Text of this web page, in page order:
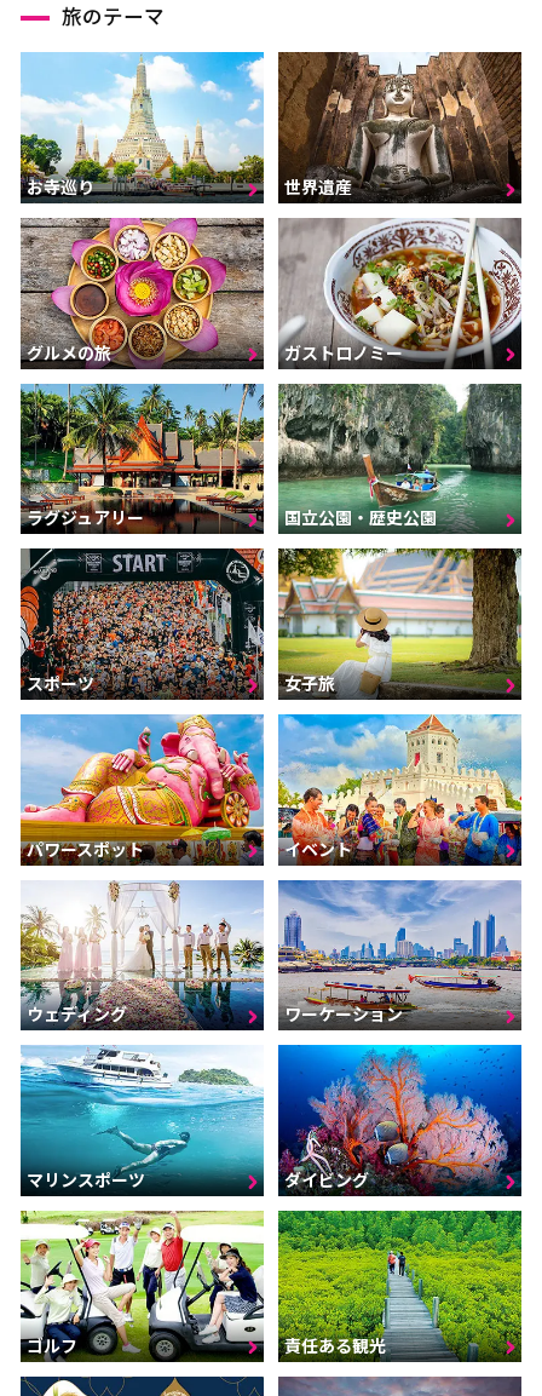
旅のテーマ
お寺巡り 世界遺産
グルメの旅 ガストロノミー
ラグジュアリー 国立公園・歴史公園
スポーツ 女子旅
パワースポット イベント
ウェディング ワーケーション
マリンスポーツ ダイビング
ゴルフ 責任ある観光